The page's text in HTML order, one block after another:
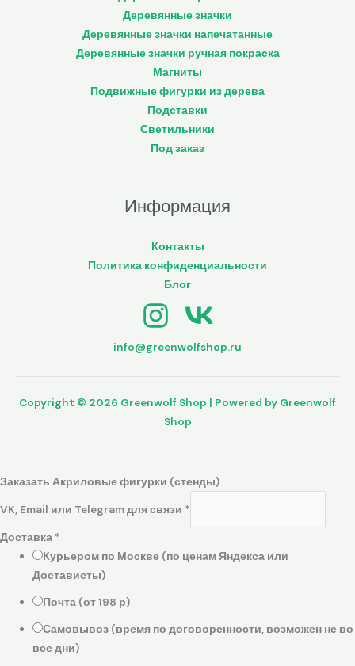
Деревянные значки
Деревянные значки напечатанные
Деревянные значки ручная покраска
Магниты
Подвижные фигурки из дерева
Подставки
Светильники
Под заказ
Информация
Контакты
Политика конфиденциальности
Блог
info@greenwolfshop.ru
Copyright © 2026 Greenwolf Shop | Powered by Greenwolf
Shop
Заказать Акриловые фигурки (стенды)
VK, Email или Telegram для связи *
Доставка *
Курьером по Москве (по ценам Яндекса или
Достависты)
Почта (от 198 р)
Самовывоз (время по договоренности, возможен не во
все дни)